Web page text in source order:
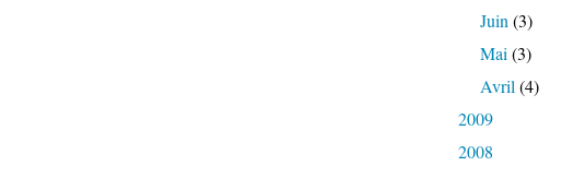
Juin (3)
Mai (3)
Avril (4)
2009
2008